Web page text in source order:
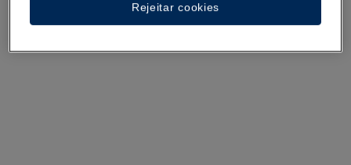
Rejeitar cookies